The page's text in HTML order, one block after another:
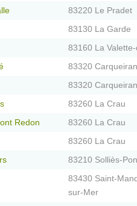
83220 Le Pradet
83130 La Garde
83160 La
83320
83320
83260 La Crau
Redon 83260 La Crau
83260 La Crau
83210 Solliès-
83430 Saint-
sur-Mer